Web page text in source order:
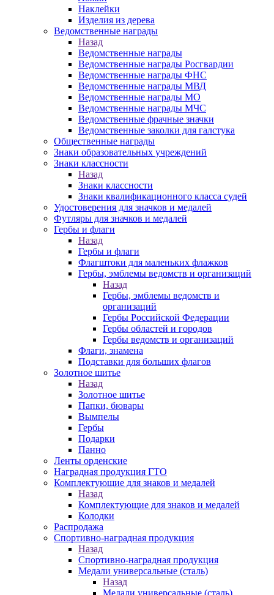
Наклейки
Изделия из дерева
Ведомственные награды
Назад
Ведомственные награды
Ведомственные награды Росгвардии
Ведомственные награды ФНС
Ведомственные награды МВД
Ведомственные награды МО
Ведомственные награды МЧС
Ведомственные фрачные значки
Ведомственные заколки для галстука
Общественные награды
Знаки образовательных учреждений
Знаки классности
Назад
Знаки классности
Знаки квалификационного класса судей
Удостоверения для значков и медалей
Футляры для значков и медалей
Гербы и флаги
Назад
Гербы и флаги
Флагштоки для маленьких флажков
Гербы, эмблемы ведомств и организаций
Назад
Гербы, эмблемы ведомств и
организаций
Гербы Российской Федерации
Гербы областей и городов
Гербы ведомств и организаций
Флаги, знамена
Подставки для больших флагов
Золотное шитье
Назад
Золотное шитье
Папки, бювары
Вымпелы
Гербы
Подарки
Панно
Ленты орденские
Наградная продукция ГТО
Комплектующие для знаков и медалей
Назад
Комплектующие для знаков и медалей
Колодки
Распродажа
Спортивно-наградная продукция
Назад
Спортивно-наградная продукция
Медали универсальные (сталь)
Назад
Медали универсальные (сталь)